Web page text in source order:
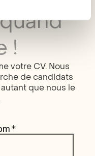
!
votre CV. Nous
de candidats
que nous le
*